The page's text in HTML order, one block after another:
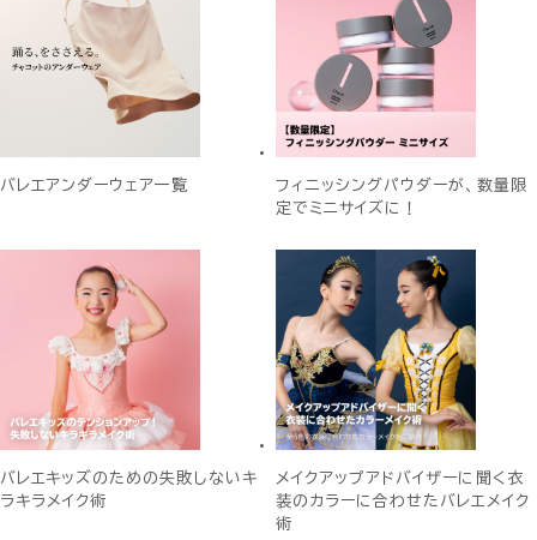
バレエアンダーウェア一覧
フィニッシングパウダーが、数量限
定でミニサイズに！
バレエキッズのための失敗しないキ
ラキラメイク術
メイクアップアドバイザーに聞く衣
装のカラーに合わせたバレエメイク
術